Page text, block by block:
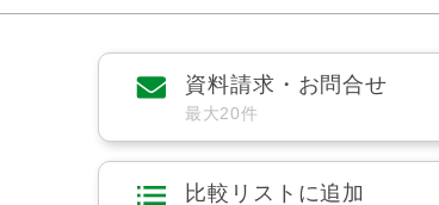
資料請求・お問合せ
最大20件
比較リストに追加